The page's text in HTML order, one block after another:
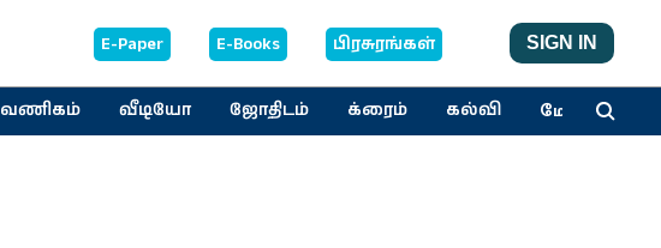
E-Paper E-Books பிரசுரங்கள் SIGN IN
வணிகம் வீடியோ ஜோதிடம் க்ரைம் கல்வி மேலும்